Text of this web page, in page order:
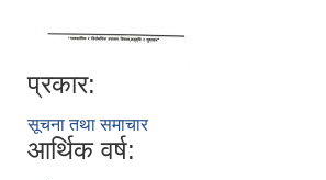
प्रकार:
सूचना तथा समाचार
आर्थिक वर्ष: